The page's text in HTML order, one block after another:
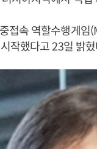
접속 역할수행게임
작했다고 23일 밝